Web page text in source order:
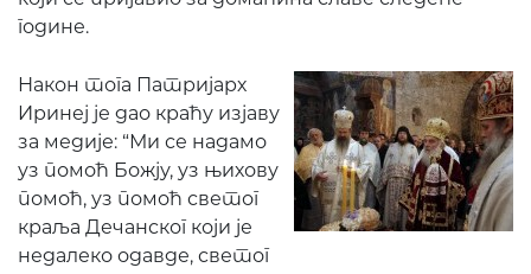
године.
Након тога Патријарх
Иринеј је дао краћу изјаву
за медије: “Ми се надамо
уз помоћ Божју, уз њихову
помоћ, уз помоћ светог
краља Дечанског који је
недалеко одавде, светог